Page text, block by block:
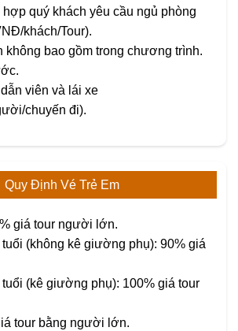
quý khách yêu cầu ngủ phòng
khách/Tour).
không bao gồm trong chương trình.
viên và lái xe
chuyến đi).
Quy Định Vé Trẻ Em
giá tour người lớn.
(không kê giường phụ): 90% giá
(kê giường phụ): 100% giá tour
tour bằng người lớn.